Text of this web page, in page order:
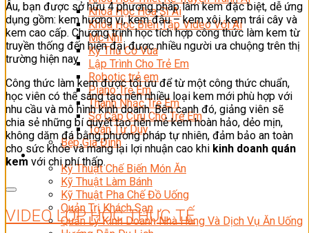
Khóa Học Họa Sĩ Ai
Khóa Học Biên Tập Video Với Ai
Mc Nhí
Kỳ Thủ Cờ Vua
Lập Trình Cho Trẻ Em
Robotic trẻ em
Piano Trẻ Em
Thanh Nhạc Trẻ Em
Sơ Cấp Cứu Cho Trẻ Em
Toán Tư Duy
Bếp Gia Đình
Trung Cấp CET
Kỹ Thuật Chế Biến Món Ăn
Kỹ Thuật Làm Bánh
Kỹ Thuật Pha Chế Đồ Uống
Quản Trị Khách Sạn
Quản Lý Kinh Doanh Nhà Hàng Và Dịch Vụ Ăn Uống
Âu, bạn được sở hữu 4 phương pháp làm kem đặc biệt, dễ ứng
dụng gồm: kem hương vị, kem đậu – kem xôi, kem trái cây và
kem cao cấp. Chương trình học tích hợp công thức làm kem từ
truyền thống đến hiện đại được nhiều người ưa chuộng trên thị
trường hiện nay.
Công thức làm kem được tối ưu để từ một công thức chuẩn,
học viên có thể sáng tạo nên nhiều loại kem mới phù hợp với
nhu cầu và mô hình kinh doanh. Bên cạnh đó, giảng viên sẽ
chia sẻ những bí quyết tạo nên mẻ kem hoàn hảo, dẻo mịn,
không dăm đá bằng phương pháp tự nhiên, đảm bảo an toàn
cho sức khỏe và mang lại lợi nhuận cao khi kinh doanh quán
kem với chi phí thấp.
VIDEO LỚP HỌC THỰC TẾ